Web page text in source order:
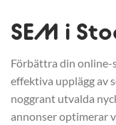
SEM i
Förbättra din online-
effektiva upplägg av
noggrant utvalda
annonser optimerar